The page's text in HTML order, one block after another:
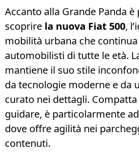
Accanto alla Grande Panda è
scoprire la nuova Fiat 500,
mobilità urbana che
automobilisti di tutte le età.
mantiene il suo stile
da tecnologie moderne e da
curato nei dettagli. Compatta
guidare, è particolarmente
dove offre agilità nei
contenuti.